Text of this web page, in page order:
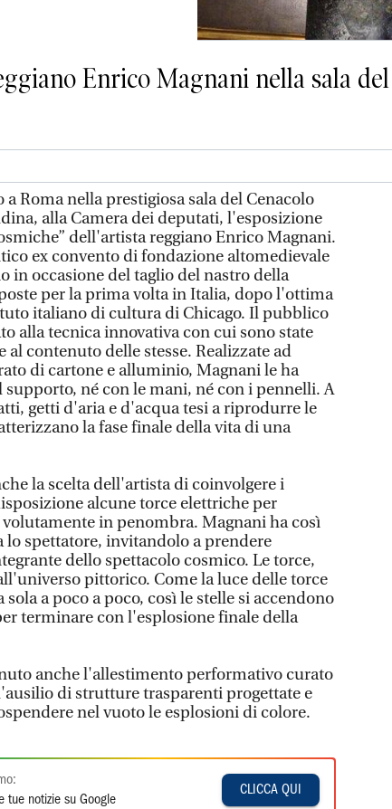
Enrico Magnani nella sala
Roma nella prestigiosa sala del Cenacolo
alla Camera dei deputati, l'esposizione
dell'artista reggiano Enrico Magnani.
ex convento di fondazione altomedievale
in occasione del taglio del nastro della
per la prima volta in Italia, dopo l'ottima
italiano di cultura di Chicago. Il pubblico
alla tecnica innovativa con cui sono state
al contenuto delle stesse. Realizzate ad
di cartone e alluminio, Magnani le ha
né con le mani, né con i pennelli. A
getti d'aria e d'acqua tesi a riprodurre le
la fase finale della vita di una
la scelta dell'artista di coinvolgere i
alcune torce elettriche per
in penombra. Magnani ha così
lo spettatore, invitandolo a prendere
dello spettacolo cosmico. Le torce,
pittorico. Come la luce delle torce
sola a poco a poco, così le stelle si accendono
terminare con l'esplosione finale della
anche l'allestimento performativo curato
di strutture trasparenti progettate e
nel vuoto le esplosioni di colore.
tue notizie su Google
CLICCA QUI